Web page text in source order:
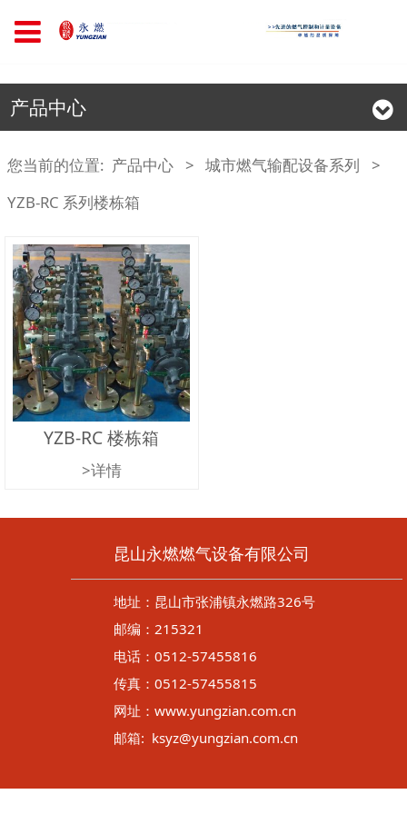
产品中心
您当前的位置: 产品中心 > 城市燃气输配设备系列
>
YZB-RC 系列楼栋箱
YZB-RC 楼栋箱
>详情
昆山永燃燃气设备有限公司
地址：昆山市张浦镇永燃路326号
邮编：215321
电话：0512-57455816
传真：0512-57455815
网址：www.yungzian.com.cn
邮箱: ksyz@yungzian.com.cn